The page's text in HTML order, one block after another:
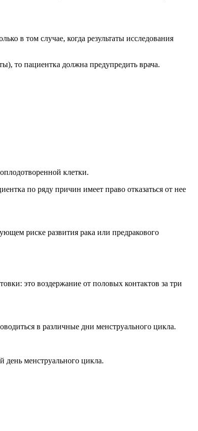
в том случае, когда результаты исследования
то пациентка должна предупредить врача.
клетки.
по ряду причин имеет право отказаться от нее
риске развития рака или предракового
это воздержание от половых контактов за три
в различные дни менструального цикла.
день менструального цикла.